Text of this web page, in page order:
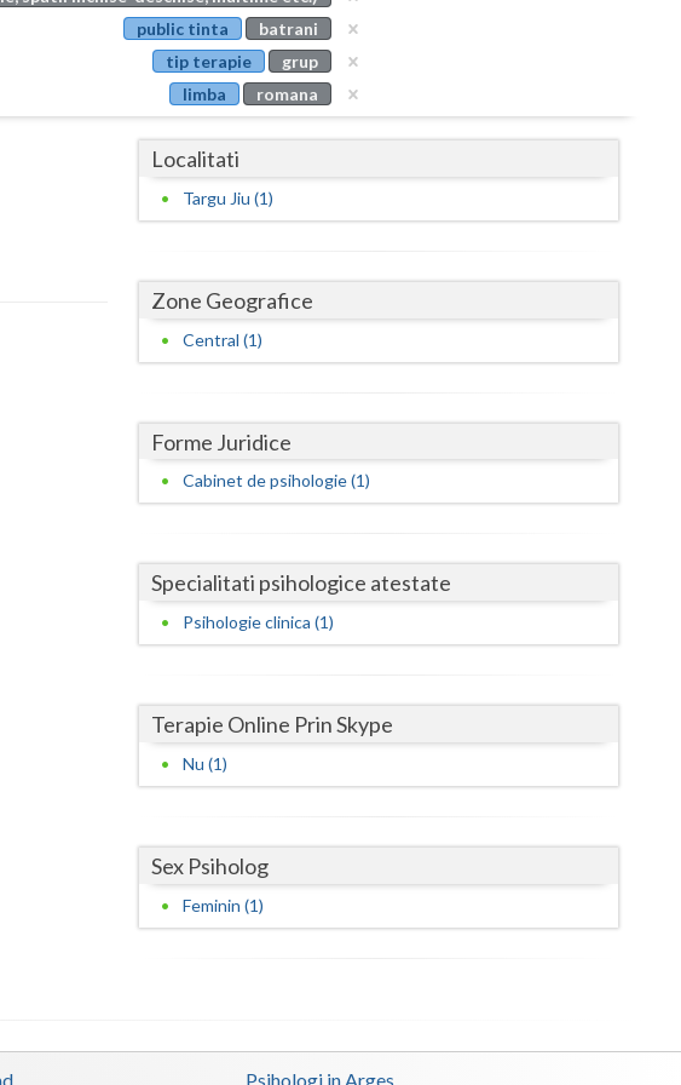
Buzau
Calarasi
Caras-Severin
Gorj
Hunedoara
Ialomita
Maramures
Mures
Neamt
Salaj
public tinta
batrani
tip terapie
grup
limba
romana
Localitati
Targu Jiu (1)
Zone Geografice
Central (1)
Forme Juridice
Cabinet de psihologie (1)
Specialitati psihologice atestate
Psihologie clinica (1)
Terapie Online Prin Skype
Nu (1)
Sex Psiholog
Feminin (1)
Psihologi in Arges